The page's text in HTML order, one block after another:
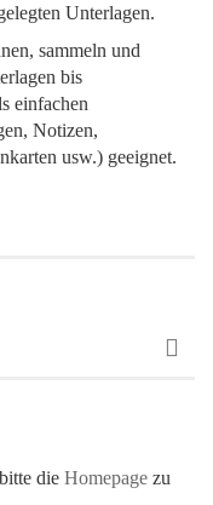
Unterlagen.
sammeln und
bis
einfachen
Notizen,
usw.) geeignet.
die Homepage zu